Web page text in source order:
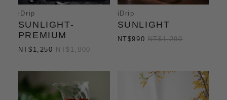
iDrip
SUNLIGHT-
PREMIUM
NT$1,250NT$1,800
iDrip
SUNLIGHT
NT$990 NT$1,290